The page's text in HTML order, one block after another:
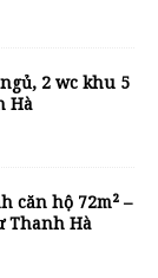
2 wc khu 5
Hà
căn hộ 72m² –
Thanh Hà